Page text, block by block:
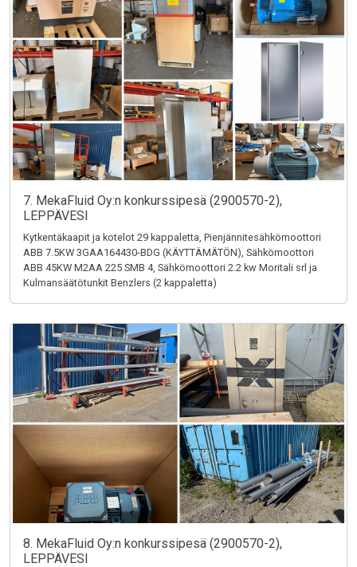
7. MekaFluid Oy:n konkurssipesä (2900570-2),
LEPPÄVESI
Kytkentäkaapit ja kotelot 29 kappaletta, Pienjännitesähkömoottori
ABB 7.5KW 3GAA164430-BDG (KÄYTTÄMÄTÖN), Sähkömoottori
ABB 45KW M2AA 225 SMB 4, Sähkömoottori 2.2 kw Moritali srl ja
Kulmansäätötunkit Benzlers (2 kappaletta)
8. MekaFluid Oy:n konkurssipesä (2900570-2),
LEPPÄVESI